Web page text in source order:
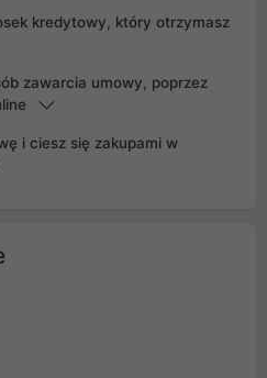
kredytowy, który otrzymasz
zawarcia umowy, poprzez
i ciesz się zakupami w